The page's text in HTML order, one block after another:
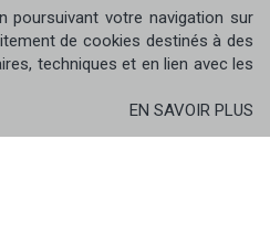
poursuivant votre navigation sur
de cookies destinés à des
techniques et en lien avec les
EN SAVOIR PLUS